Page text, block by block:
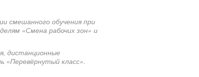
смешанного обучения при
«Смена рабочих зон» и
дистанционные
«Перевёрнутый класс».